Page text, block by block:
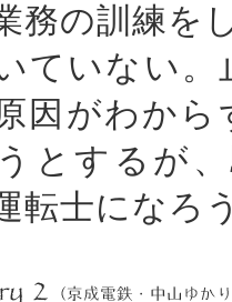
務の訓練を
ていない
因がわか
とするが
転士にな